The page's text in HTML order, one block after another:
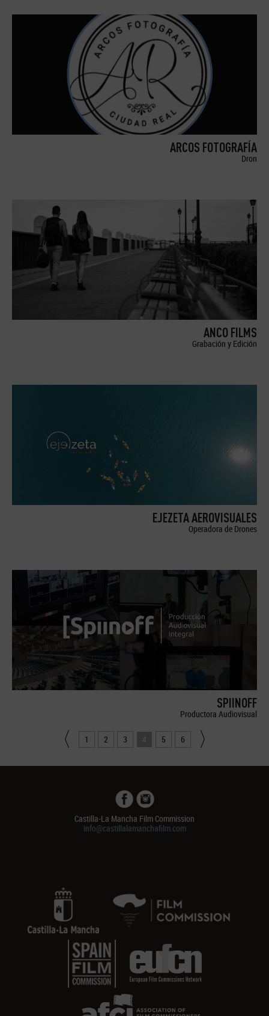
ARCOS FOTOGRAFÍA
Dron
ANCO FILMS
Grabación y Edición
EJEZETA AEROVISUALES
Operadora de Drones
SPIINOFF
Productora Audiovisual
1 2 3 4 5 6
Castilla-La Mancha Film Commission
info@castillalamanchafilm.com